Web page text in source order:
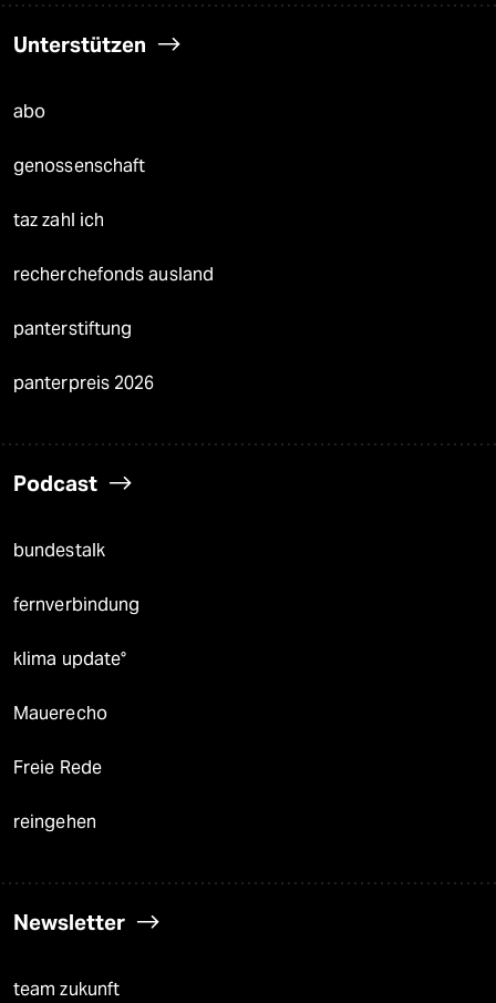
Unterstützen
abo
genossenschaft
taz zahl ich
recherchefonds ausland
panterstiftung
panterpreis 2026
Podcast
bundestalk
fernverbindung
klima update°
Mauerecho
Freie Rede
reingehen
Newsletter
team zukunft